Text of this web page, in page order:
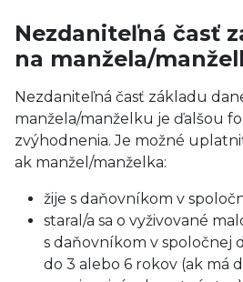
Nezdaniteľná časť
na manžela/
Nezdaniteľná časť základu
manžela/manželku je ďalšou
zvýhodnenia. Je možné
ak manžel/manželka:
žije s daňovníkom v
staral/a sa o vyživované
s daňovníkom v spoločnej
do 3 alebo 6 rokov (ak má